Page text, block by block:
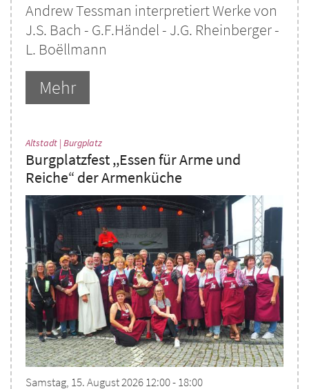
Andrew Tessman interpretiert Werke von
J.S. Bach - G.F.Händel - J.G. Rheinberger -
L. Boëllmann
Mehr
Altstadt | Burgplatz:
Burgplatzfest ,,Essen für Arme und
Reiche“ der Armenküche
Samstag, 15. August 2026 12:00 - 18:00